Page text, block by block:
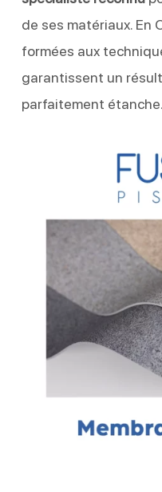
de ses matériaux. En
formées aux
garantissent un
parfaitement étanche.